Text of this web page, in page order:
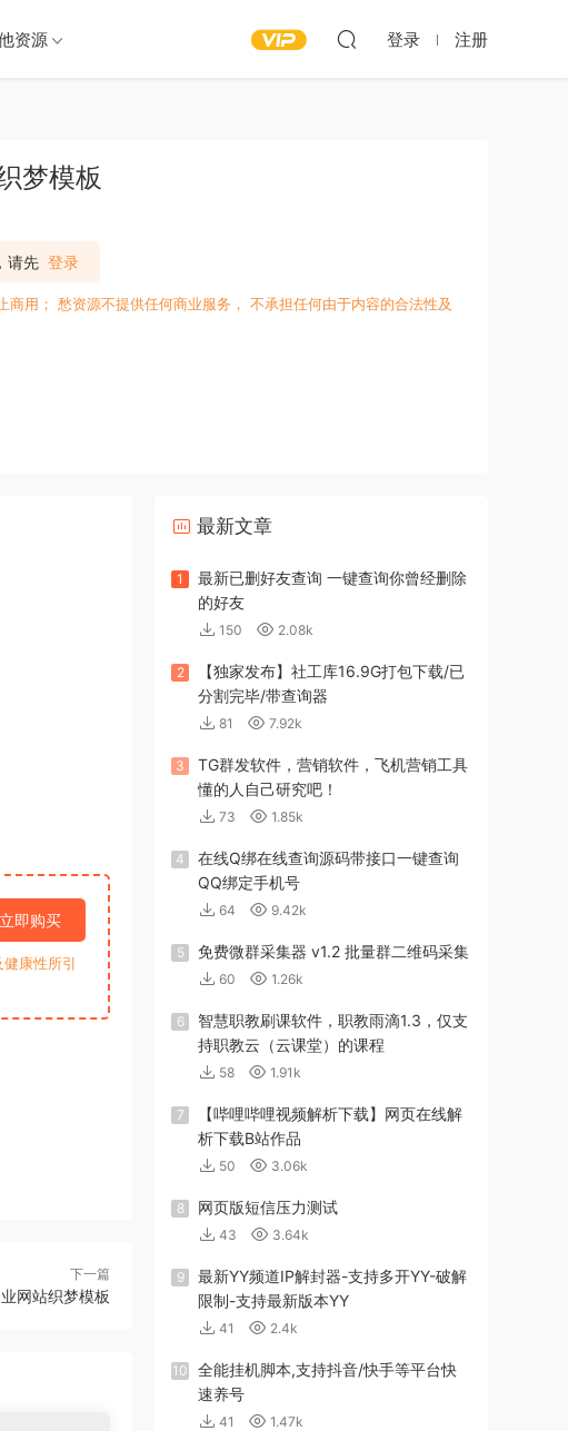
资源 登录 注册
梦模板
请先 登录
用； 愁资源不提供任何商业服务， 不承担任何由于内容的合法性及
立即购买
康性所引
下一篇
网站织梦模板
最新文章
1
最新已删好友查询 一键查询你曾经删除
的好友
150 2.08k
2
【独家发布】社工库16.9G打包下载/已
分割完毕/带查询器
81 7.92k
3
TG群发软件，营销软件，飞机营销工具
懂的人自己研究吧！
73 1.85k
4
在线Q绑在线查询源码带接口一键查询
QQ绑定手机号
64 9.42k
5 免费微群采集器 v1.2 批量群二维码采集
60 1.26k
6
智慧职教刷课软件，职教雨滴1.3，仅支
持职教云（云课堂）的课程
58 1.91k
7
【哔哩哔哩视频解析下载】网页在线解
析下载B站作品
50 3.06k
8 网页版短信压力测试
43 3.64k
9
最新YY频道IP解封器-支持多开YY-破解
限制-支持最新版本YY
41 2.4k
10
全能挂机脚本,支持抖音/快手等平台快
速养号
41 1.47k